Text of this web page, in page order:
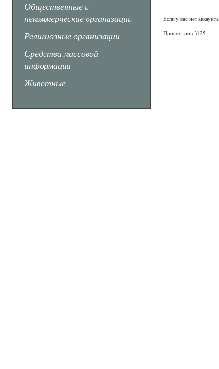
Общественные и
некоммерческие организации
Религиозные организации
Средства массовой
информации
Животные
Если у вас нет
Просмотров 3125